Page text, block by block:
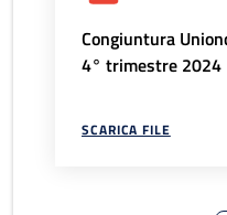
Congiuntura
4° trimestre 2024
SCARICA FILE